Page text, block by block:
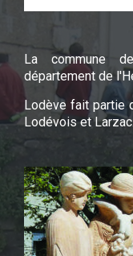
La commune
département de
Lodève fait partie
Lodévois et Larzac.